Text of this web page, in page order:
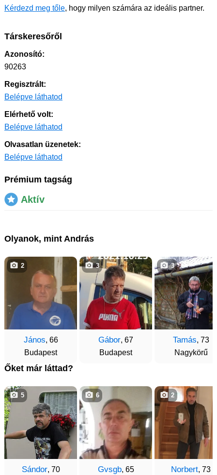
Kérdezd meg tőle, hogy milyen számára az ideális partner.
Társkeresőről
Azonosító:
90263
Regisztrált:
Belépve láthatod
Elérhető volt:
Belépve láthatod
Olvasatlan üzenetek:
Belépve láthatod
Prémium tagság
Aktív
Olyanok, mint András
János, 66
Budapest
2
Gábor, 67
Budapest
3
Tamás, 73
Nagykörű
3
Őket már láttad?
Sándor, 70
5
Gvsgb, 65
6
Norbert, 73
2